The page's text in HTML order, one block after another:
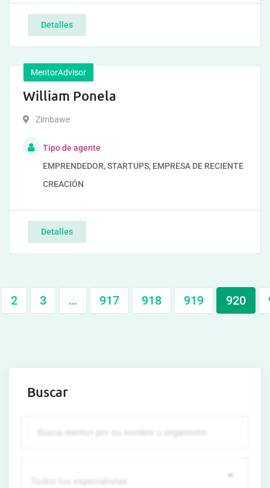
Detalles
MentorAdvisor
William Ponela
Zimbawe
Tipo de agente
EMPRENDEDOR, STARTUPS, EMPRESA DE RECIENTE
CREACIÓN
Detalles
2 3 … 917 918 919 920
Buscar